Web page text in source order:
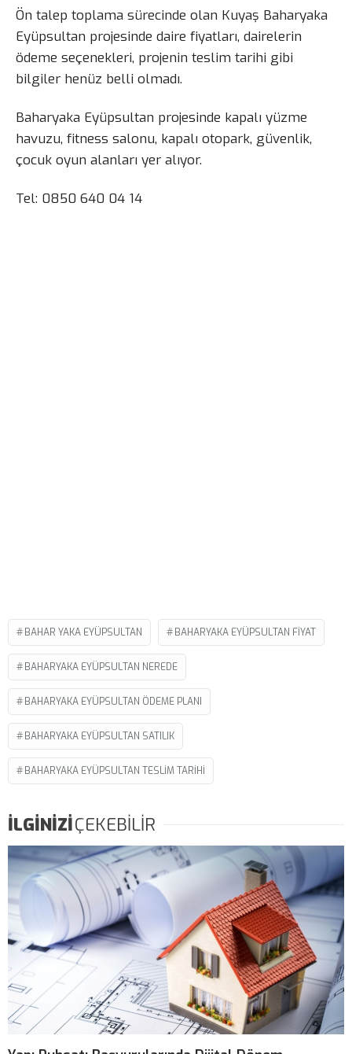
Ön talep toplama sürecinde olan Kuyaş Baharyaka
Eyüpsultan projesinde daire fiyatları, dairelerin
ödeme seçenekleri, projenin teslim tarihi gibi
bilgiler henüz belli olmadı.
Baharyaka Eyüpsultan projesinde kapalı yüzme
havuzu, fitness salonu, kapalı otopark, güvenlik,
çocuk oyun alanları yer alıyor.
Tel: 0850 640 04 14
BAHAR YAKA EYÜPSULTAN BAHARYAKA EYÜPSULTAN FIYAT
BAHARYAKA EYÜPSULTAN NEREDE
BAHARYAKA EYÜPSULTAN ÖDEME PLANI
BAHARYAKA EYÜPSULTAN SATILIK
BAHARYAKA EYÜPSULTAN TESLIM TARIHI
İLGİNİZİÇEKEBİLİR